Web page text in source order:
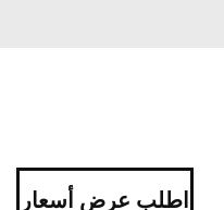
اطلب عرض أسعار